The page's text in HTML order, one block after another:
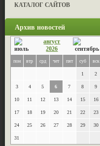
КАТАЛОГ САЙТОВ
Архив новостей
август
2026
пон втр срд чет пят суб вск
1 2
3 4 5 6 7 8 9
10 11 12 13 14 15 16
17 18 19 20 21 22 23
24 25 26 27 28 29 30
31